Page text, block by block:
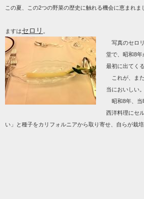
この夏、この2つの野菜の歴史に触れる機会に恵まれま
ますはセロリ
写真のセロ
堂で、昭和8
最初に出てく
これが、ま
当においしい。
昭和8年、当
西洋料理にセ
い」と種子をカリフォルニアから取り寄せ、自らが栽培